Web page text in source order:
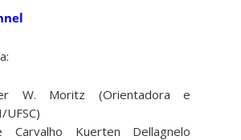
W. Moritz (Orientadora e
Kuerten Dellagnelo